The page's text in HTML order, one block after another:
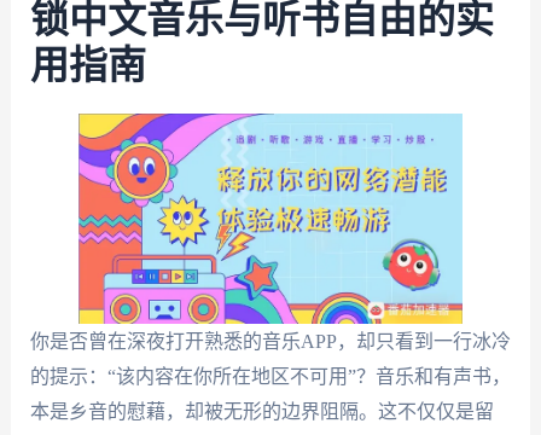
锁中文音乐与听书自由的实
用指南
你是否曾在深夜打开熟悉的音乐APP，却只看到一行冰冷
的提示：“该内容在你所在地区不可用”？音乐和有声书，
本是乡音的慰藉，却被无形的边界阻隔。这不仅仅是留